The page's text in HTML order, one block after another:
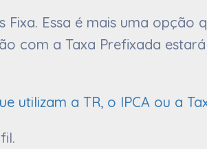
Essa é mais uma opção
com a Taxa Prefixada
utilizam a TR, o IPCA ou a